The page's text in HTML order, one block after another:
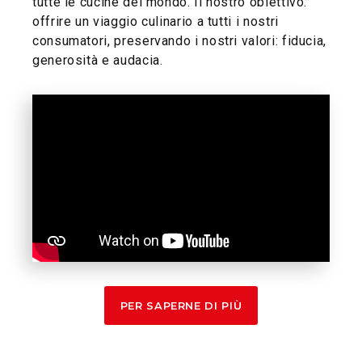
offrire un viaggio culinario a tutti i nostri
consumatori, preservando i nostri valori: fiducia,
generosità e audacia.
PER SAPERNE DI PIÙ